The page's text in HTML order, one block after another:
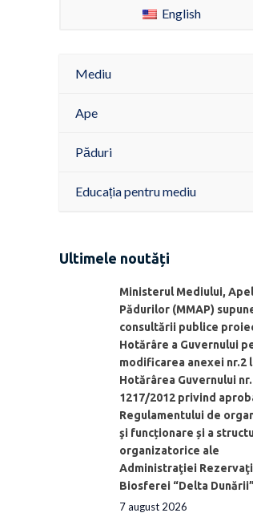
English
Mediu
Ape
Păduri
Educația pentru mediu
Ultimele noutăți
Ministerul Mediului,
Pădurilor (MMAP)
consultării publice
Hotărâre a Guvernului
modificarea anexei nr.2
Hotărârea Guvernului nr.
1217/2012 privind
Regulamentului de
şi funcționare și a
organizatorice ale
Administraţiei
Biosferei “Delta Dunării”
7 august 2026